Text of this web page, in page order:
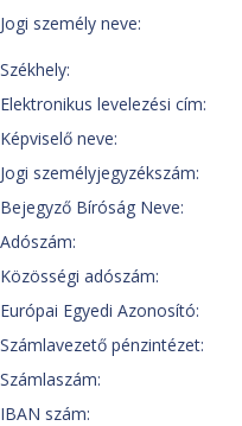
Jogi személy neve:
Székhely:
Elektronikus levelezési cím:
Képviselő neve:
Jogi személyjegyzékszám:
Bejegyző Bíróság Neve:
Adószám:
Közösségi adószám:
Európai Egyedi Azonosító:
Számlavezető pénzintézet:
Számlaszám:
IBAN szám: